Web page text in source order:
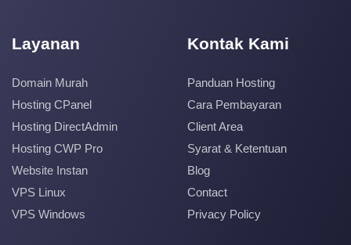
Layanan
Domain Murah
Hosting CPanel
Hosting DirectAdmin
Hosting CWP Pro
Website Instan
VPS Linux
VPS Windows
Kontak Kami
Panduan Hosting
Cara Pembayaran
Client Area
Syarat & Ketentuan
Blog
Contact
Privacy Policy